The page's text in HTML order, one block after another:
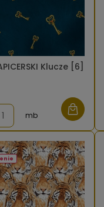
Klucze [6]
mb